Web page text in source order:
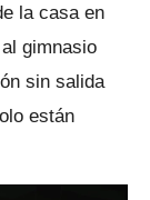
la casa en
gimnasio
sin salida
están